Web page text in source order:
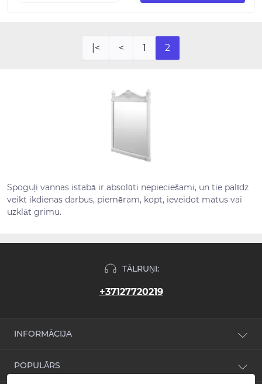
|< < 1 2
Spoguļi vannas istabā ir absolūti nepieciešami, un tie palīdz
veikt ikdienas darbus, piemēram, kopt, ieveidot matus vai
uzklāt grimu.
TĀLRUŅI:
+37127720219
INFORMĀCIJA
Atsauksmes
POPULĀRS